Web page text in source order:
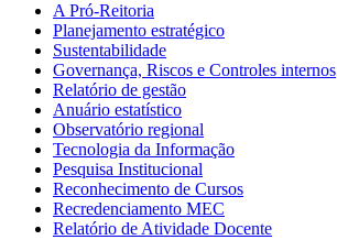
A Pró-Reitoria
Planejamento estratégico
Sustentabilidade
Governança, Riscos e Controles internos
Relatório de gestão
Anuário estatístico
Observatório regional
Tecnologia da Informação
Pesquisa Institucional
Reconhecimento de Cursos
Recredenciamento MEC
Relatório de Atividade Docente